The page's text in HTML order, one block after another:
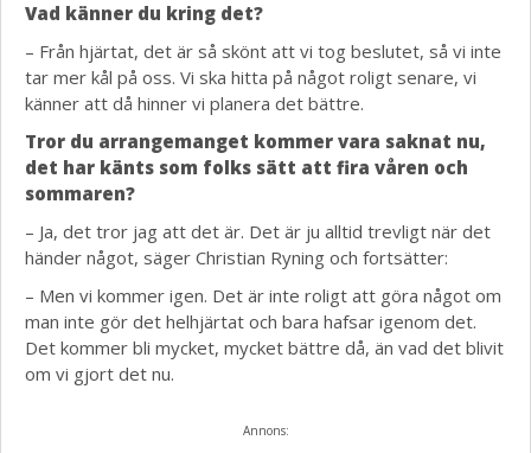
Vad känner du kring det?
– Från hjärtat, det är så skönt att vi tog beslutet, så vi inte
tar mer kål på oss. Vi ska hitta på något roligt senare, vi
känner att då hinner vi planera det bättre.
Tror du arrangemanget kommer vara saknat nu,
det har känts som folks sätt att fira våren och
sommaren?
– Ja, det tror jag att det är. Det är ju alltid trevligt när det
händer något, säger Christian Ryning och fortsätter:
– Men vi kommer igen. Det är inte roligt att göra något om
man inte gör det helhjärtat och bara hafsar igenom det.
Det kommer bli mycket, mycket bättre då, än vad det blivit
om vi gjort det nu.
Annons: